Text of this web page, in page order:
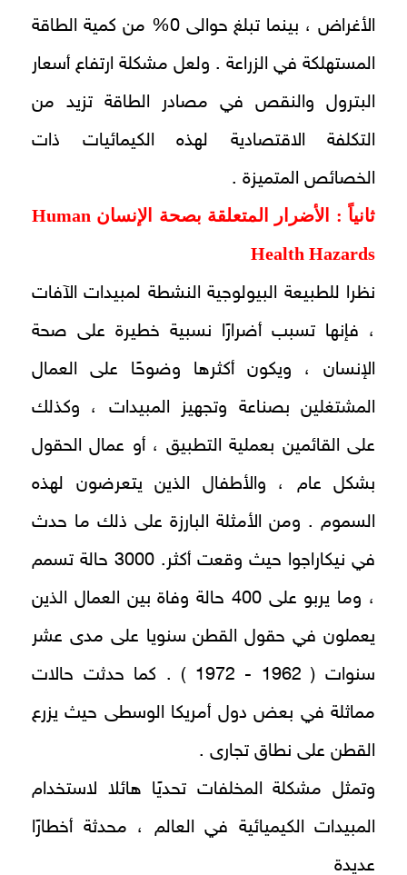
الأغراض ، بينما تبلغ حوالى 0% من كمية الطاقة
المستهلكة في الزراعة . ولعل مشكلة ارتفاع أسعار
البترول والنقص في مصادر الطاقة تزيد من
التكلفة الاقتصادية لهذه الكيمائيات ذات
الخصائص المتميزة .
ثانياً : الأضرار المتعلقة بصحة الإنسان Human
Health Hazards
نظرا للطبيعة البيولوجية النشطة لمبيدات الآفات
، فإنها تسبب أضرارًا نسبية خطيرة على صحة
الإنسان ، ويكون أكثرها وضوحًا على العمال
المشتغلين بصناعة وتجهيز المبيدات ، وكذلك
على القائمين بعملية التطبيق ، أو عمال الحقول
بشكل عام ، والأطفال الذين يتعرضون لهذه
السموم . ومن الأمثلة البارزة على ذلك ما حدث
في نيكاراجوا حيث وقعت أكثر. 3000 حالة تسمم
، وما يربو على 400 حالة وفاة بين العمال الذين
يعملون في حقول القطن سنويا على مدى عشر
سنوات ( 1962 - 1972 ) . كما حدثت حالات
مماثلة في بعض دول أمريكا الوسطى حيث يزرع
القطن على نطاق تجارى .
وتمثل مشكلة المخلفات تحديًا هائلا لاستخدام
المبيدات الكيميائية في العالم ، محدثة أخطارًا
عديدة